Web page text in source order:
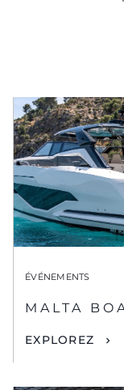
ÉVÉNEMENTS
MALTA
EXPLOREZ